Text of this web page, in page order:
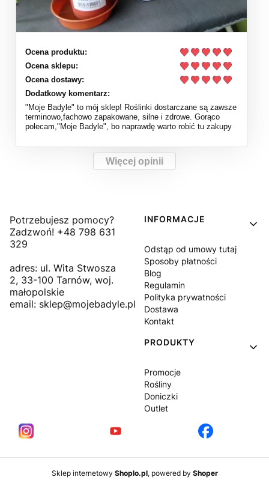
Ocena produktu:
Ocena sklepu:
Ocena dostawy:
Dodatkowy komentarz:
"Moje Badyle" to mój sklep! Roślinki dostarczane są zawsze
terminowo,fachowo zapakowane, silne i zdrowe. Gorąco
polecam,"Moje Badyle", bo naprawdę warto robić tu zakupy
Więcej opinii
Potrzebujesz pomocy?
Zadzwoń! +48 798 631
329
adres: ul. Wita Stwosza
2, 33-100 Tarnów, woj.
małopolskie
email: sklep@mojebadyle.pl
Linki w stopce
INFORMACJE
Odstąp od umowy tutaj
Sposoby płatności
Blog
Regulamin
Polityka prywatności
Dostawa
Kontakt
PRODUKTY
Promocje
Rośliny
Doniczki
Outlet
Sklep internetowy Shoplo.pl, powered by Shoper